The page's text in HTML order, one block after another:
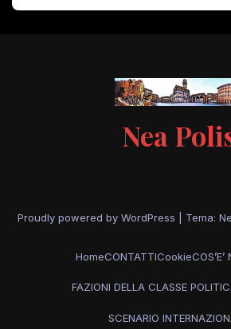
Nea
Proudly powered by WordPress Tema:
HomeCONTATTICookie
FAZIONI DELLA CLASSE
SCENARIO